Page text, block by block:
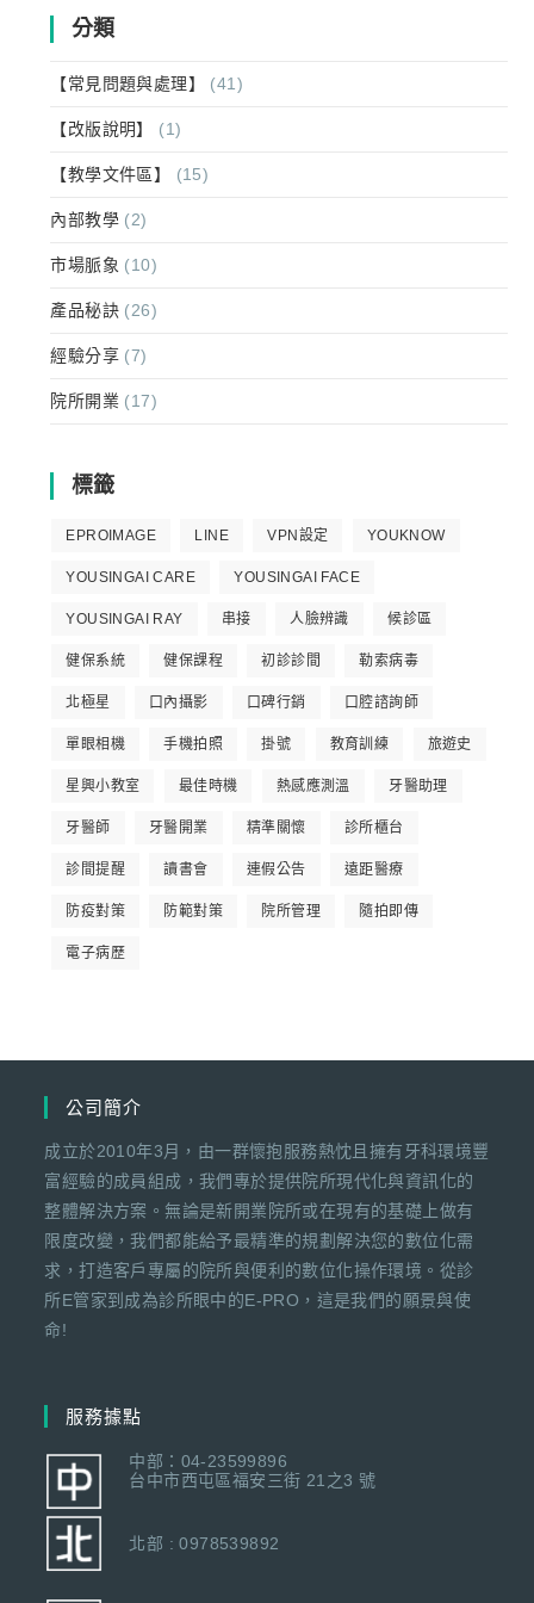
分類
【常見問題與處理】 (41)
【改版說明】 (1)
【教學文件區】 (15)
內部教學 (2)
市場脈象 (10)
產品秘訣 (26)
經驗分享 (7)
院所開業 (17)
標籤
EPROIMAGE LINE VPN設定 YOUKNOW
YOUSINGAI CARE YOUSINGAI FACE
YOUSINGAI RAY 串接 人臉辨識 候診區
健保系統 健保課程 初診診間 勒索病毒
北極星 口內攝影 口碑行銷 口腔諮詢師
單眼相機 手機拍照 掛號 教育訓練 旅遊史
星興小教室 最佳時機 熱感應測溫 牙醫助理
牙醫師 牙醫開業 精準關懷 診所櫃台
診間提醒 讀書會 連假公告 遠距醫療
防疫對策 防範對策 院所管理 隨拍即傳
電子病歷
公司簡介
成立於2010年3月，由一群懷抱服務熱忱且擁有牙科環境豐
富經驗的成員組成，我們專於提供院所現代化與資訊化的
整體解決方案。無論是新開業院所或在現有的基礎上做有
限度改變，我們都能給予最精準的規劃解決您的數位化需
求，打造客戶專屬的院所與便利的數位化操作環境。從診
所E管家到成為診所眼中的E-PRO，這是我們的願景與使
命!
服務據點
中部：04-23599896
台中市西屯區福安三街 21之3 號
北部 : 0978539892